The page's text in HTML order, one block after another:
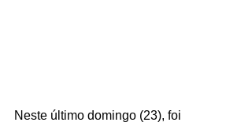
Neste último domingo (23), foi